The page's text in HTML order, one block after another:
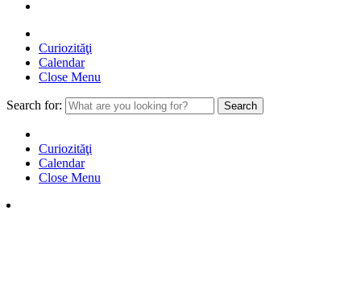
Curiozităţi
Calendar
Close Menu
Search for:
Curiozităţi
Calendar
Close Menu